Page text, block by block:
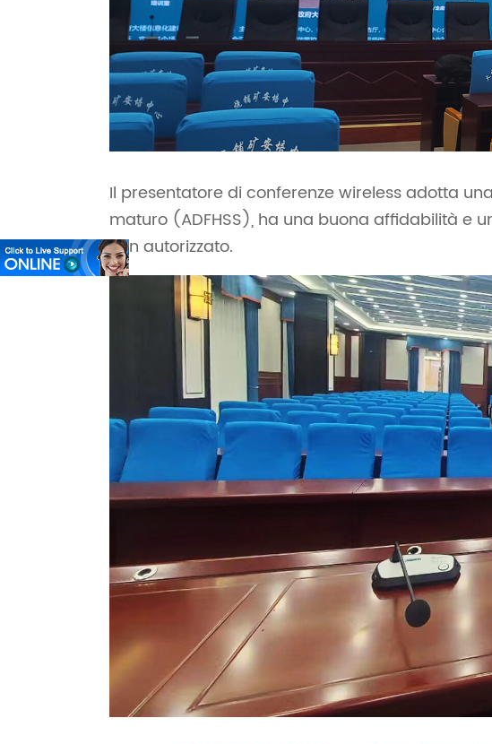
Il presentatore di conferenze wireless adotta
maturo (ADFHSS), ha una buona affidabilità e
non autorizzato.